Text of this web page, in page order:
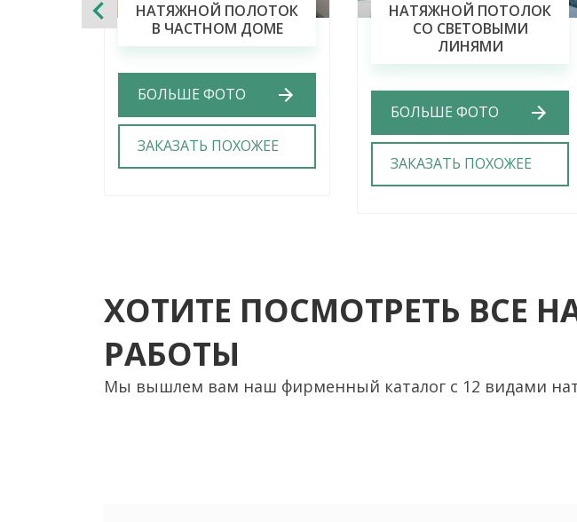
Previous
НАТЯЖНОЙ ПОЛОТОК
В ЧАСТНОМ ДОМЕ
БОЛЬШЕ ФОТО
ЗАКАЗАТЬ ПОХОЖЕЕ
НАТЯЖНОЙ ПОТОЛОК
СО СВЕТОВЫМИ
ЛИНЯМИ
БОЛЬШЕ ФОТО
ЗАКАЗАТЬ ПОХОЖЕЕ
ХОТИТЕ ПОСМОТРЕТЬ ВСЕ
РАБОТЫ
Мы вышлем вам наш фирменный каталог с 12 видами